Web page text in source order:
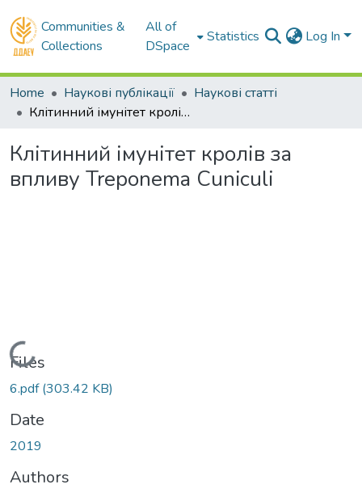
Communities &
Collections
All of
DSpace
Statistics Log In
Home Наукові публікації
Наукові статті
Клітинний імунітет кролів за впливу Treponema Cuniculi
Клітинний імунітет кролів за
впливу Treponema Cuniculi
Loading...
Files
6.pdf(303.42 KB)
Date
2019
Authors